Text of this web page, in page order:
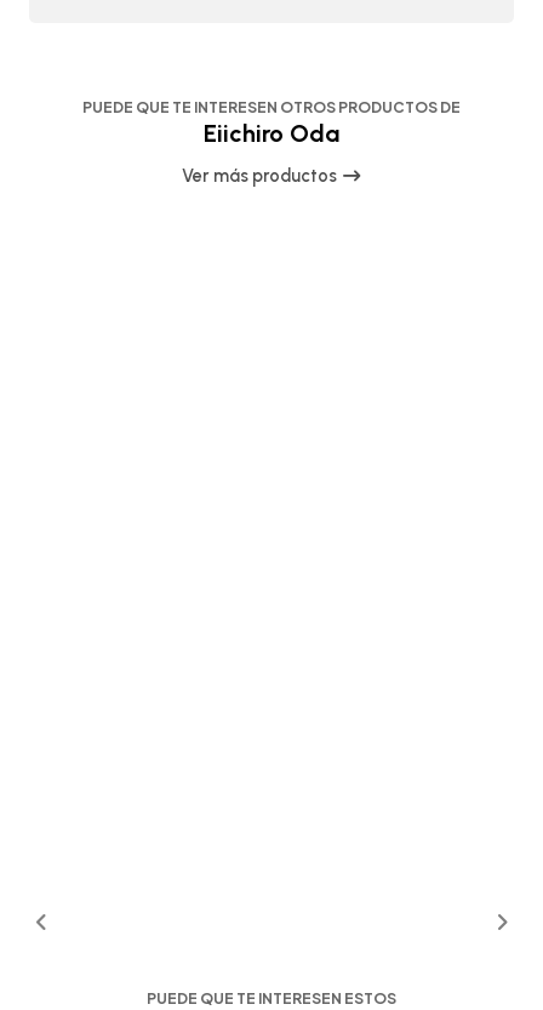
PUEDE QUE TE INTERESEN OTROS PRODUCTOS DE
Eiichiro Oda
Ver más productos
PUEDE QUE TE INTERESEN ESTOS